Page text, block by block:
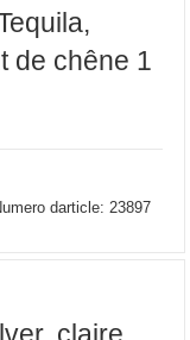
de chêne 1
darticle: 23897
claire,